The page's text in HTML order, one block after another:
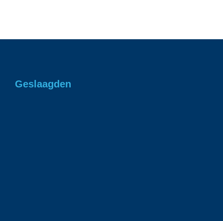
Geslaagden